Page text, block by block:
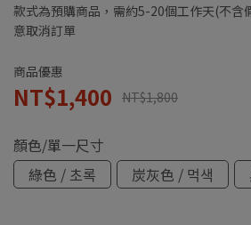
款式為預購商品，需約5-20個工作天(不含
意取消訂單
商品優惠
NT$1,400 NT$1,800
顏色/單一尺寸
綠色 / 초록
炭灰色 / 먹색